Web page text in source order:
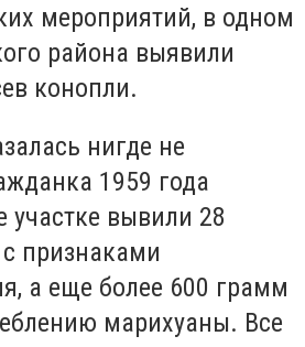
мероприятий, в одном
района выявили
конопли.
нигде не
1959 года
участке вывили 28
признаками
а еще более 600 грамм
марихуаны. Все